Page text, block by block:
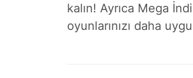
kalın! Ayrıca Mega
oyunlarınızı daha